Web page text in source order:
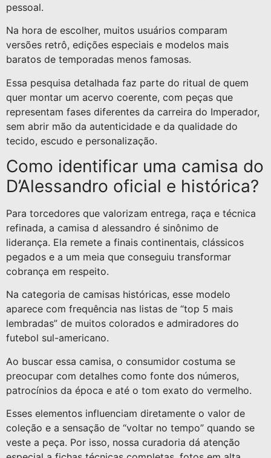
pessoal.
Na hora de escolher, muitos usuários comparam
versões retrô, edições especiais e modelos mais
baratos de temporadas menos famosas.
Essa pesquisa detalhada faz parte do ritual de quem
quer montar um acervo coerente, com peças que
representam fases diferentes da carreira do Imperador,
sem abrir mão da autenticidade e da qualidade do
tecido, escudo e personalização.
Como identificar uma camisa do
D’Alessandro oficial e histórica?
Para torcedores que valorizam entrega, raça e técnica
refinada, a camisa d alessandro é sinônimo de
liderança. Ela remete a finais continentais, clássicos
pegados e a um meia que conseguiu transformar
cobrança em respeito.
Na categoria de camisas históricas, esse modelo
aparece com frequência nas listas de “top 5 mais
lembradas” de muitos colorados e admiradores do
futebol sul-americano.
Ao buscar essa camisa, o consumidor costuma se
preocupar com detalhes como fonte dos números,
patrocínios da época e até o tom exato do vermelho.
Esses elementos influenciam diretamente o valor de
coleção e a sensação de “voltar no tempo” quando se
veste a peça. Por isso, nossa curadoria dá atenção